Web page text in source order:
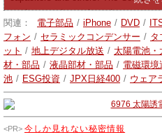
products to domestic and overseas
affiliates. The Company also
products to domestic and overseas
Company also provides services to
consulting on environmental
関連： 電子部品 / iPhone / DVD /
フォン / セラミックコンデンサー / タ
ット / 地上デジタル放送 / 太陽電池・
材・部品 / 液晶部材・部品 / 電磁環境
池 / ESG投資 / JPX日経400 / ウェア
今しか見れない秘密情報